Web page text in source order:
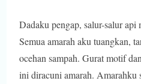
Dadaku pengap, salur-salur api
Semua amarah aku tuangkan,
ocehan sampah. Gurat motif
ini diracuni amarah. Amarahku